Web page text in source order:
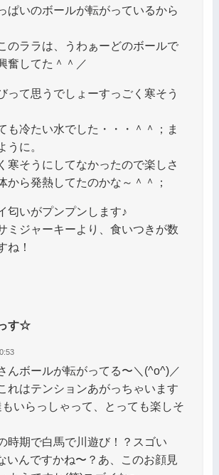
ぱいのボールが転がっているから
のララは、うわぁーどのボールで
奮してた＾＾／
って思うでしょーすっごく寒そう
も冷たい水でした・・・＾＾；ま
うに。
寒そうにしてなかったので楽しさ
から発熱してたのかな～＾＾；
匂いがプンプンします♪
ミジャーキーより、食いつきが数
ね！
す☆
んボールが転がってる〜＼(^o^)／
れはテンションあがっちゃいます
いらっしゃって、とっても楽しそ
時期で白馬で川遊び！？スゴい
いんですかね〜？あ、このお顔見